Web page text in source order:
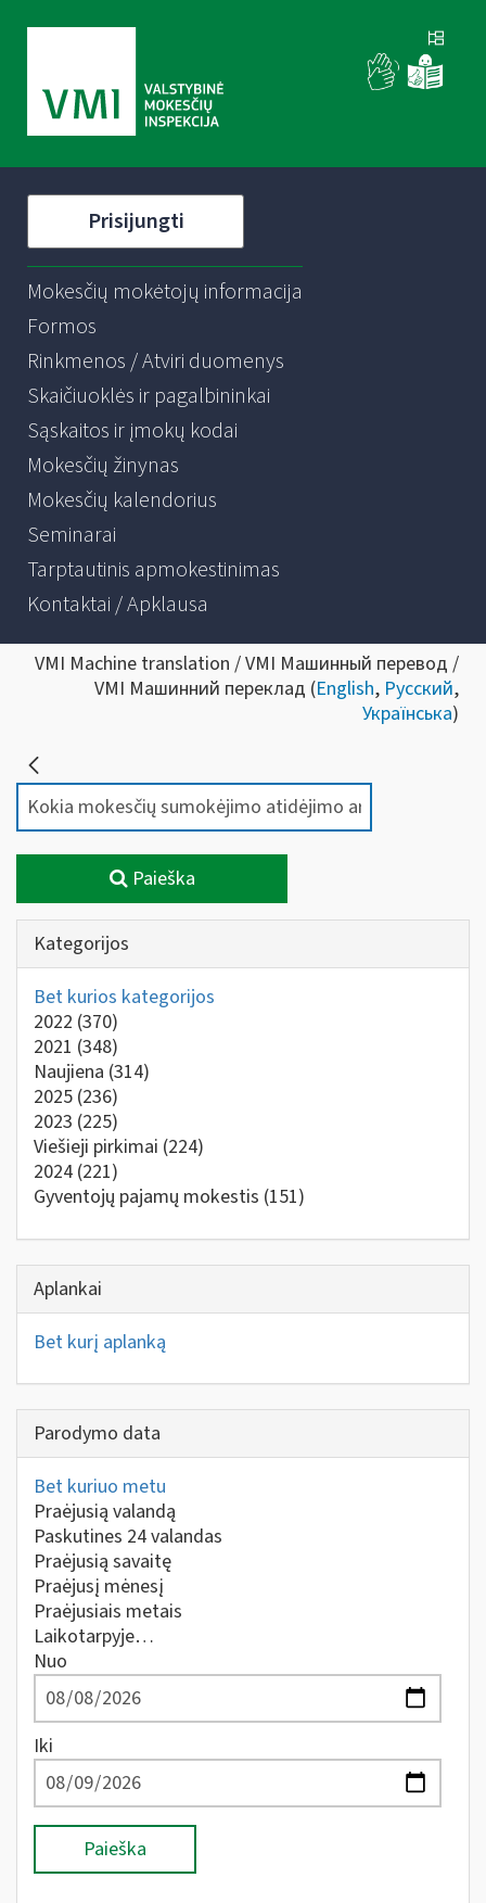
Prisijungti
Mokesčių mokėtojų informacija
Formos
Rinkmenos / Atviri duomenys
Skaičiuoklės ir pagalbininkai
Sąskaitos ir įmokų kodai
Mokesčių žinynas
Mokesčių kalendorius
Seminarai
Tarptautinis apmokestinimas
Kontaktai / Apklausa
VMI Machine translation / VMI Машинный перевод /
VMI Машинний переклад (English, Русский,
Українська)
Paieška
Kategorijos
Bet kurios kategorijos
2022 (370)
2021 (348)
Naujiena (314)
2025 (236)
2023 (225)
Viešieji pirkimai (224)
2024 (221)
Gyventojų pajamų mokestis (151)
Aplankai
Bet kurį aplanką
Parodymo data
Bet kuriuo metu
Praėjusią valandą
Paskutines 24 valandas
Praėjusią savaitę
Praėjusį mėnesį
Praėjusiais metais
Laikotarpyje…
Nuo
Iki
Paieška